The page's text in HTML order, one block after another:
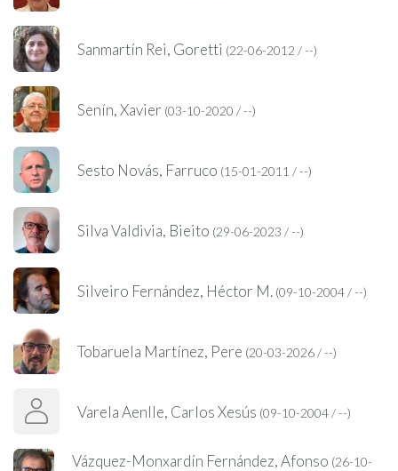
Sanmartín Rei, Goretti (22-06-2012 / --)
Senín, Xavier (03-10-2020 / --)
Sesto Novás, Farruco (15-01-2011 / --)
Silva Valdivia, Bieito (29-06-2023 / --)
Silveiro Fernández, Héctor M. (09-10-2004 / --)
Tobaruela Martínez, Pere (20-03-2026 / --)
Varela Aenlle, Carlos Xesús (09-10-2004 / --)
Vázquez-Monxardín Fernández, Afonso (26-10-